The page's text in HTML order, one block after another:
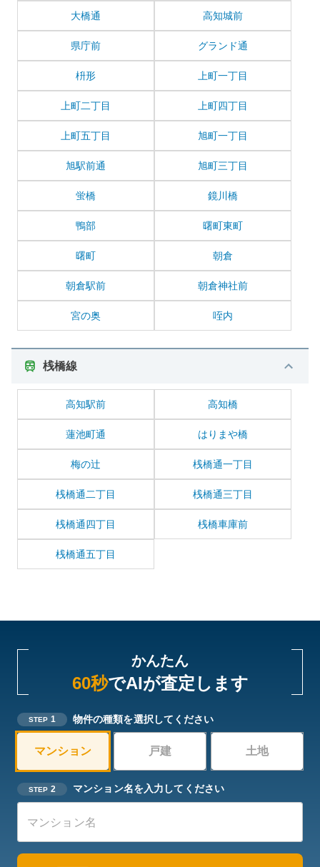
大橋通 高知城前
県庁前 グランド通
枡形 上町一丁目
上町二丁目 上町四丁目
上町五丁目 旭町一丁目
旭駅前通 旭町三丁目
蛍橋 鏡川橋
鴨部 曙町東町
曙町 朝倉
朝倉駅前 朝倉神社前
宮の奥 咥内
桟橋線
高知駅前 高知橋
蓮池町通 はりまや橋
梅の辻 桟橋通一丁目
桟橋通二丁目 桟橋通三丁目
桟橋通四丁目 桟橋車庫前
桟橋通五丁目
かんたん
60秒でAIが査定します
STEP 1 物件の種類を選択してください
マンション 戸建 土地
STEP 2 マンション名を入力してください